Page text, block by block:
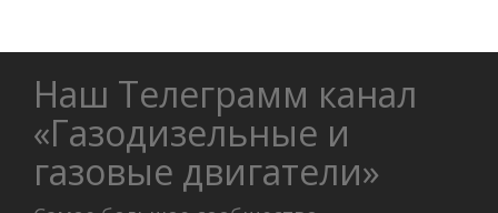
Наш Телеграмм канал
«Газодизельные и
газовые двигатели»